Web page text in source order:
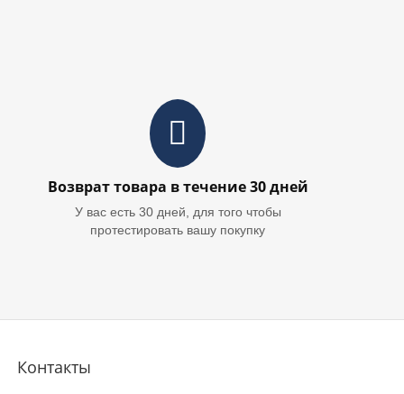
Возврат товара в течение 30 дней
У вас есть 30 дней, для того чтобы
протестировать вашу покупку
Контакты